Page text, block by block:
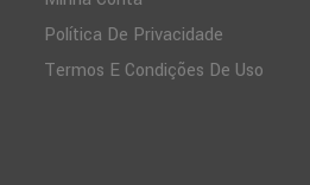
Política De Privacidade
Termos E Condições De Uso